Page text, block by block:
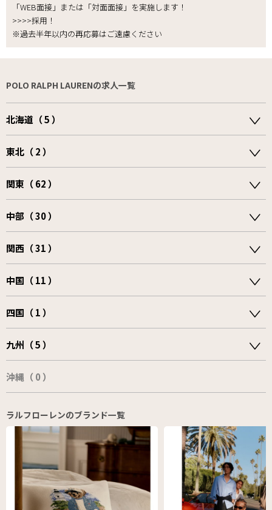
「WEB面接」または「対面面接」を実施します！
>>>>採用！
※過去半年以内の再応募はご遠慮ください
POLO RALPH LAURENの求人一覧
北海道（ 5 ）
東北（ 2 ）
関東（ 62 ）
中部（ 30 ）
関西（ 31 ）
中国（ 11 ）
四国（ 1 ）
九州（ 5 ）
沖縄（ 0 ）
ラルフローレンのブランド一覧